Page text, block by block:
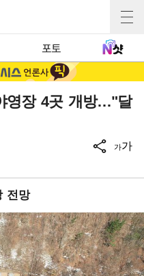
포토
영장 4곳 개방…"달
가가
전망